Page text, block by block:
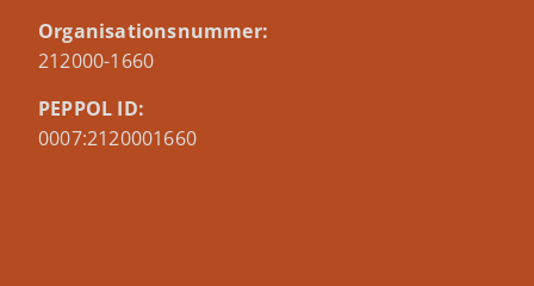
Organisationsnummer:
212000-1660
PEPPOL ID:
0007:2120001660